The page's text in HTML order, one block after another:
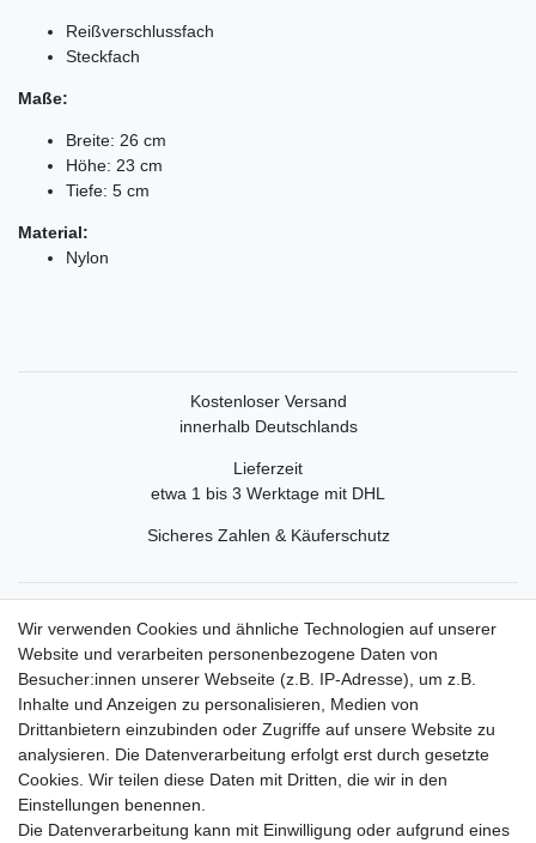
Reißverschlussfach
Steckfach
Maße:
Breite: 26 cm
Höhe: 23 cm
Tiefe: 5 cm
Material:
Nylon
Kostenloser Versand
innerhalb Deutschlands
Lieferzeit
etwa 1 bis 3 Werktage mit DHL
Sicheres Zahlen & Käuferschutz
Rechtliche Informationen
Widerrufsrecht
Widerrufsformular
Datenschutzerklärung
AGB
Wir verwenden Cookies und ähnliche Technologien auf unserer
Website und verarbeiten personenbezogene Daten von
Besucher:innen unserer Webseite (z.B. IP-Adresse), um z.B.
Inhalte und Anzeigen zu personalisieren, Medien von
Drittanbietern einzubinden oder Zugriffe auf unsere Website zu
analysieren. Die Datenverarbeitung erfolgt erst durch gesetzte
Cookies. Wir teilen diese Daten mit Dritten, die wir in den
Einstellungen benennen.
Die Datenverarbeitung kann mit Einwilligung oder aufgrund eines